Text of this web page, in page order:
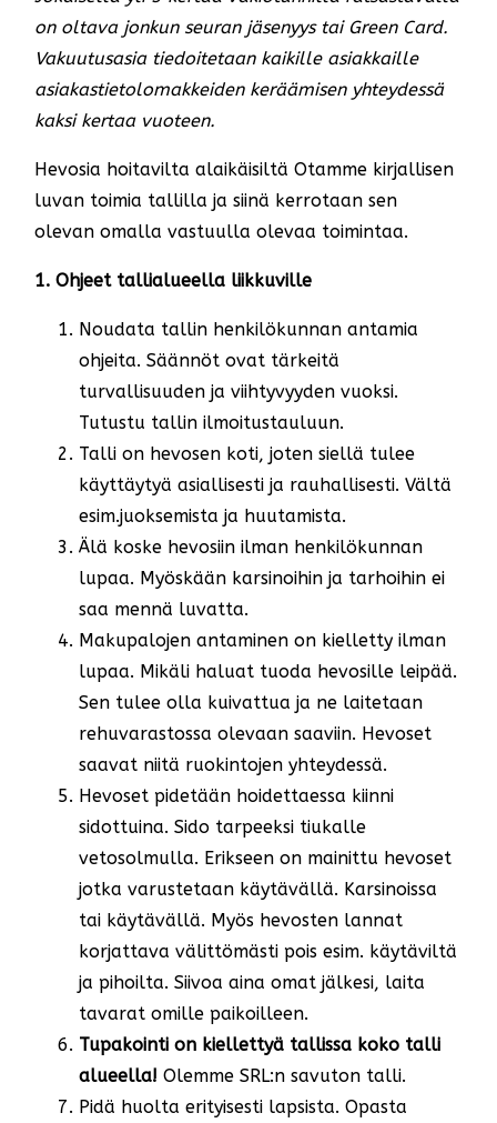
on oltava jonkun seuran jäsenyys tai Green Card.
Vakuutusasia tiedoitetaan kaikille asiakkaille
asiakastietolomakkeiden keräämisen yhteydessä
kaksi kertaa vuoteen.
Hevosia hoitavilta alaikäisiltä Otamme kirjallisen
luvan toimia tallilla ja siinä kerrotaan sen
olevan omalla vastuulla olevaa toimintaa.
1. Ohjeet tallialueella liikkuville
Noudata tallin henkilökunnan antamia
ohjeita. Säännöt ovat tärkeitä
turvallisuuden ja viihtyvyyden vuoksi.
Tutustu tallin ilmoitustauluun.
Talli on hevosen koti, joten siellä tulee
käyttäytyä asiallisesti ja rauhallisesti. Vältä
esim.juoksemista ja huutamista.
Älä koske hevosiin ilman henkilökunnan
lupaa. Myöskään karsinoihin ja tarhoihin ei
saa mennä luvatta.
Makupalojen antaminen on kielletty ilman
lupaa. Mikäli haluat tuoda hevosille leipää.
Sen tulee olla kuivattua ja ne laitetaan
rehuvarastossa olevaan saaviin. Hevoset
saavat niitä ruokintojen yhteydessä.
Hevoset pidetään hoidettaessa kiinni
sidottuina. Sido tarpeeksi tiukalle
vetosolmulla. Erikseen on mainittu hevoset
jotka varustetaan käytävällä. Karsinoissa
tai käytävällä. Myös hevosten lannat
korjattava välittömästi pois esim. käytäviltä
ja pihoilta. Siivoa aina omat jälkesi, laita
tavarat omille paikoilleen.
Tupakointi on kiellettyä tallissa koko talli
alueella! Olemme SRL:n savuton talli.
Pidä huolta erityisesti lapsista. Opasta